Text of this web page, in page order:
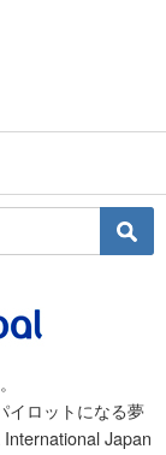
イロットになる夢
Japan